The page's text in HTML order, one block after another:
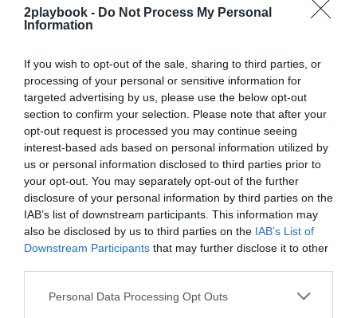
2playbook - Do Not Process My Personal
Information
If you wish to opt-out of the sale, sharing to third parties, or
processing of your personal or sensitive information for
targeted advertising by us, please use the below opt-out
section to confirm your selection. Please note that after your
opt-out request is processed you may continue seeing
interest-based ads based on personal information utilized by
us or personal information disclosed to third parties prior to
your opt-out. You may separately opt-out of the further
disclosure of your personal information by third parties on the
IAB’s list of downstream participants. This information may
also be disclosed by us to third parties on the IAB’s List of
Downstream Participants that may further disclose it to other
Personal Data Processing Opt Outs
Sobre Intelligence 2P
inteligencia de mercado de 2Playbook, cuya plataforma
de datos monitoriza en tiempo real el negocio de 60
clubes de LaLiga, Liga F y Primera Rfef; 200 clubes de
ligas europeas; 22 clubes de ACB y Primera FEB y otra
veintena de Euroliga, Eurocup y BCL.
La plataforma también contabiliza la asistencia a
todos los eventos deportivos, de entretenimiento y
música en España, así como más de 24.000 contratos
de patrocinio en el mercado español y otros 7.000
contratos de las ligas europeas y norteamericanas de
fútbol y baloncesto, segmentados por competición,
tipología de activos, marcas, categorías de producto y
valor económico aproximado de cada acuerdo. Si
través deintelligence@2playbook.com.